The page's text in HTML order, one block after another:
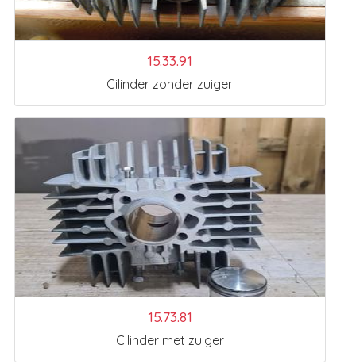
15.33.91
Cilinder zonder zuiger
15.73.81
Cilinder met zuiger